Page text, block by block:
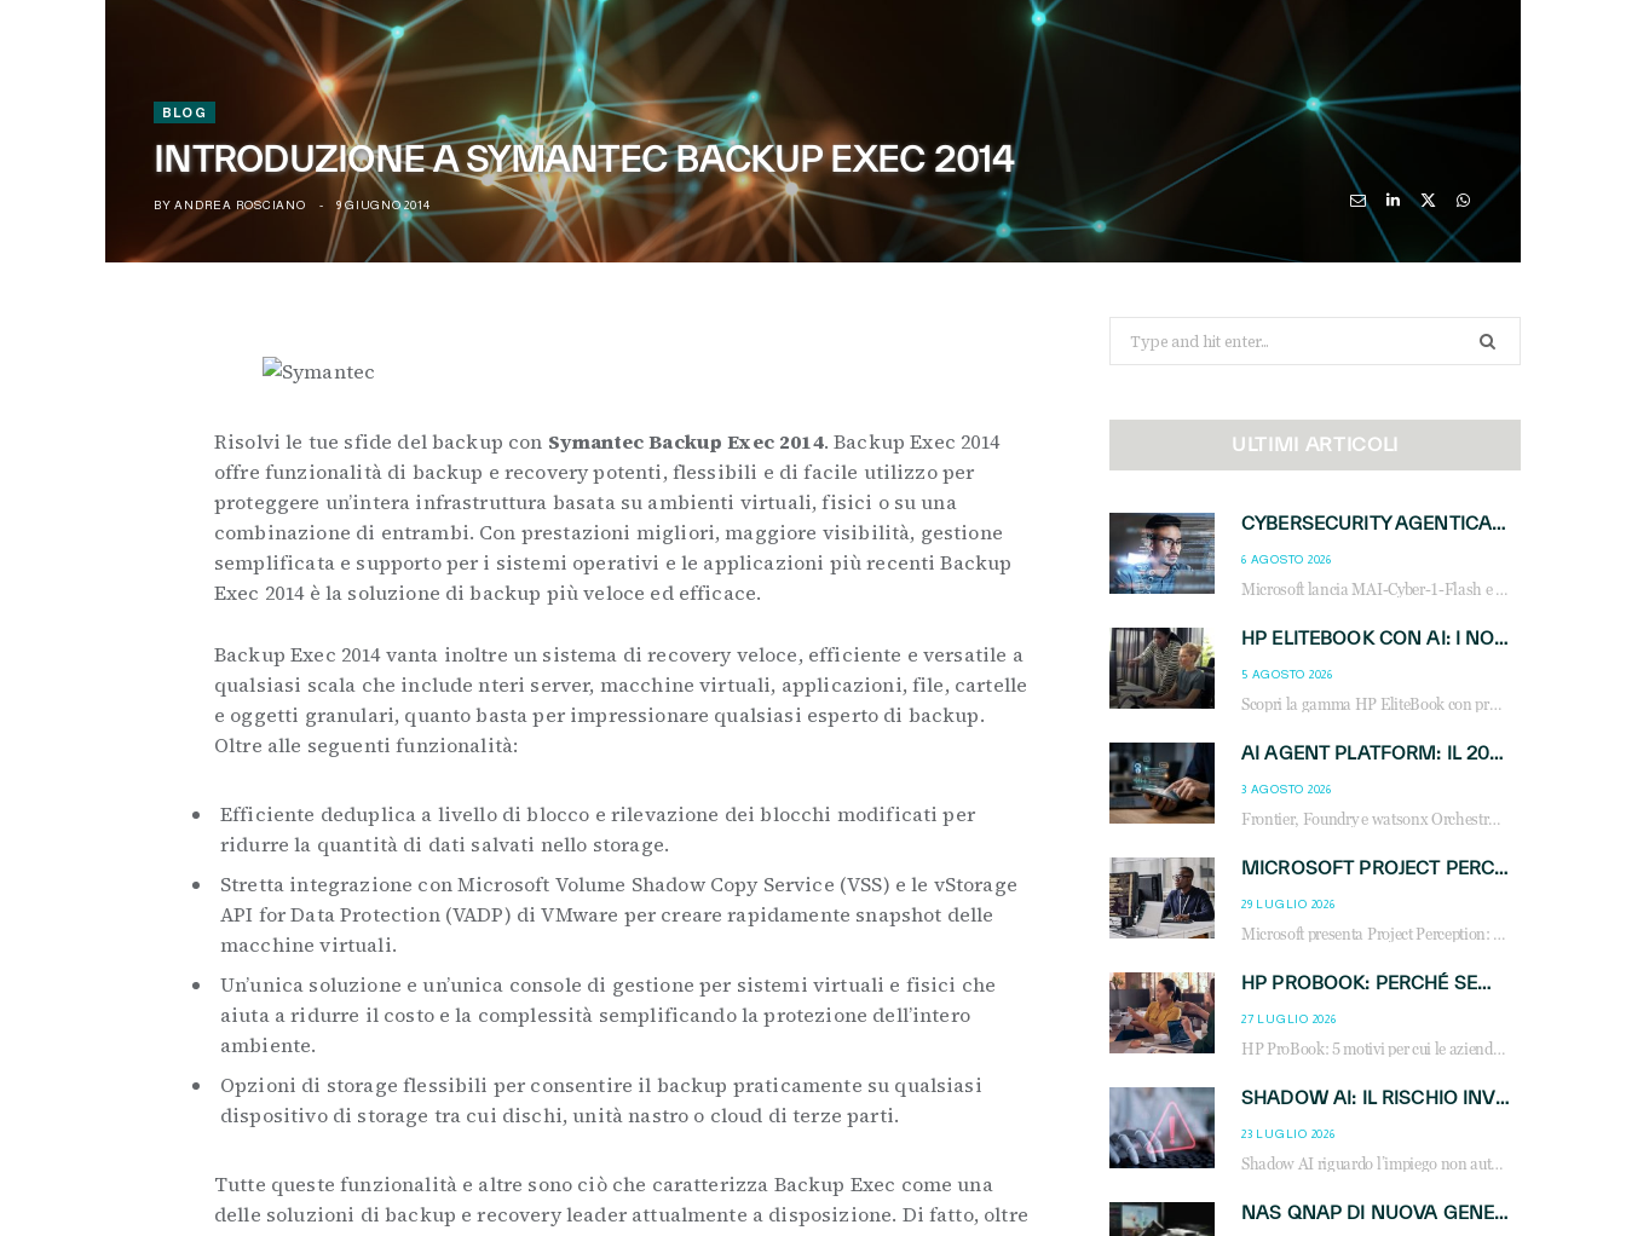
BLOG
INTRODUZIONE A SYMANTEC BACKUP EXEC 2014
BY ANDREA ROSCIANO 9 GIUGNO 2014
Risolvi le tue sfide del backup con Symantec Backup Exec 2014. Backup Exec 2014
offre funzionalità di backup e recovery potenti, flessibili e di facile utilizzo per
proteggere un’intera infrastruttura basata su ambienti virtuali, fisici o su una
combinazione di entrambi. Con prestazioni migliori, maggiore visibilità, gestione
semplificata e supporto per i sistemi operativi e le applicazioni più recenti Backup
Exec 2014 è la soluzione di backup più veloce ed efficace.
Backup Exec 2014 vanta inoltre un sistema di recovery veloce, efficiente e versatile a
qualsiasi scala che include nteri server, macchine virtuali, applicazioni, file, cartelle
e oggetti granulari, quanto basta per impressionare qualsiasi esperto di backup.
Oltre alle seguenti funzionalità:
Efficiente deduplica a livello di blocco e rilevazione dei blocchi modificati per
ridurre la quantità di dati salvati nello storage.
Stretta integrazione con Microsoft Volume Shadow Copy Service (VSS) e le vStorage
API for Data Protection (VADP) di VMware per creare rapidamente snapshot delle
macchine virtuali.
Un’unica soluzione e un’unica console di gestione per sistemi virtuali e fisici che
aiuta a ridurre il costo e la complessità semplificando la protezione dell’intero
ambiente.
Opzioni di storage flessibili per consentire il backup praticamente su qualsiasi
dispositivo di storage tra cui dischi, unità nastro o cloud di terze parti.
Tutte queste funzionalità e altre sono ciò che caratterizza Backup Exec come una
delle soluzioni di backup e recovery leader attualmente a disposizione. Di fatto, oltre
for:
ULTIMI ARTICOLI
CYBERSECURITY AGENTICA: CON PERCEPTION E MAI-CYBER-1-FLASH MICROSOFT APRE NUOVI SERVIZI PER IL CANALE
6 AGOSTO 2026
Microsoft lancia MAI-Cyber-1-Flash e Perception: cybersecurity agentica in preview dal 3 novembre. Cosa cambia per MSP, system integrator e reseller.
HP ELITEBOOK CON AI: I NOTEBOOK BUSINESS INTELLIGENTI CHE TRASFORMANO PRODUTTIVITÀ, SICUREZZA E LAVORO IBRIDO
5 AGOSTO 2026
Scopri la gamma HP EliteBook con processori Intel® Core™ Ultra e AMD Ryzen™ AI. Notebook business progettati per aumentare la produttività, migliorare la collaborazione e garantire sicurezza avanzata in ufficio e in mobilità.
AI AGENT PLATFORM: IL 2026 È L’ANNO DEL «SISTEMA OPERATIVO» PER GLI AGENTI AZIENDALI
3 AGOSTO 2026
Frontier, Foundry e watsonx Orchestrate: la guerra delle piattaforme AI agent ridisegna il mercato IT. Cosa cambia per reseller, MSP e system integrator.
MICROSOFT PROJECT PERCEPTION: COME GLI AGENTI AI CAMBIERANNO SOC, CYBERSECURITY E SERVIZI MSP
29 LUGLIO 2026
Microsoft presenta Project Perception: scopri come gli agenti AI possono trasformare cybersecurity, SOC e servizi gestiti degli MSP.
HP PROBOOK: PERCHÉ SEMPRE PIÙ AZIENDE SCELGONO NOTEBOOK PROGETTATI PER IL LAVORO MODERNO
27 LUGLIO 2026
HP ProBook: 5 motivi per cui le aziende scelgono i notebook business HP per migliorare produttività, sicurezza e gestione dell’AI.
SHADOW AI: IL RISCHIO INVISIBILE CHE LE AZIENDE POSSONO GOVERNARE
23 LUGLIO 2026
Shadow AI riguardo l’impiego non autorizzato di sistemi AI all’interno dell’azienda. E’ una pratica che si diffonde a partire dai dipendenti fino ai dirigenti e mette a repentaglio la cybersecurity, con costi più elevati per le organizzazioni. Due recenti report illustrano il fenomeno e forniscono dati in merito
NAS QNAP DI NUOVA GENERAZIONE: PIÙ PRESTAZIONI, SCALABILITÀ E PROTEZIONE DEI DATI PER LE INFRASTRUTTURE IT MODERNE